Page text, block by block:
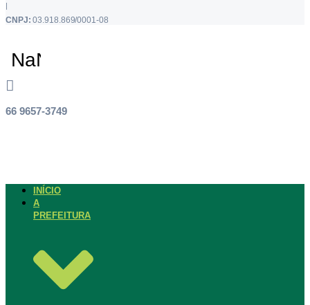
CNPJ: 03.918.869/0001-08
66 9657-3749
INÍCIO
A
PREFEITURA